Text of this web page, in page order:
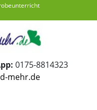
0175-8814323
mehr.de